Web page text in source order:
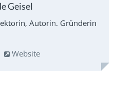
Geisel
Autorin. Gründerin
Website